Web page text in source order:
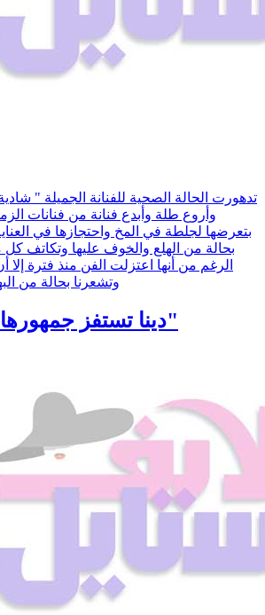
تدهورت الحالة الصحية للفنانة الجميلة "
وأروع طلة وأبدع فنانة من فنانات
بتعرضها لجلطة في المخ واحتجازها في
بحالة من الهلع والخوف عليها وتكاتف كل
الرغم من أنها اعتزلت الفن منذ فترة إلا
وتشعرنا بحالة من
دينا تستفز جمهورها بطوفان "وفاء"